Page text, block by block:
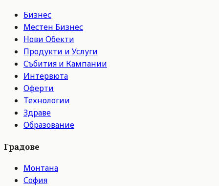
Бизнес
Местен Бизнес
Нови Обекти
Продукти и Услуги
Събития и Кампании
Интервюта
Оферти
Технологии
Здраве
Образование
Градове
Монтана
София